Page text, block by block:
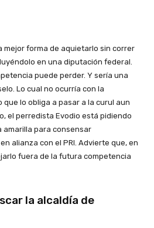
mejor forma de aquietarlo sin correr
en una diputación federal.
puede perder. Y sería una
Lo cual no ocurría con la
lo obliga a pasar a la curul aun
el perredista Evodio está pidiendo
amarilla para consensar
alianza con el PRI. Advierte que, en
fuera de la futura competencia
la alcaldía de